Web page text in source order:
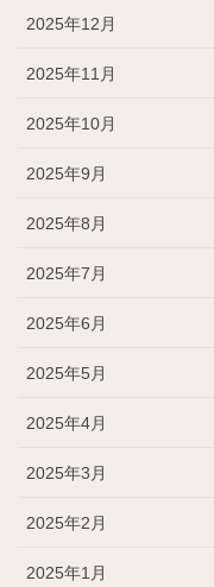
2025年12月
2025年11月
2025年10月
2025年9月
2025年8月
2025年7月
2025年6月
2025年5月
2025年4月
2025年3月
2025年2月
2025年1月